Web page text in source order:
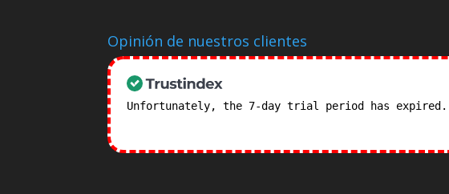
Opinión de nuestros clientes
Unfortunately, the 7-day trial period has expired.